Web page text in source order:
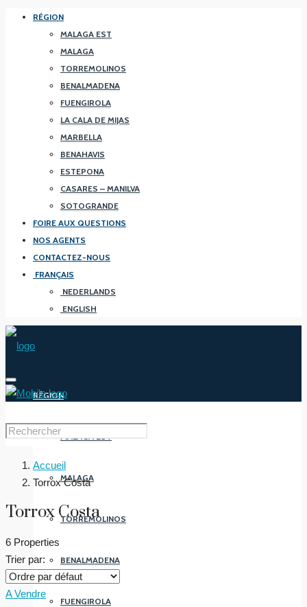
RÉGION
MALAGA EST
MALAGA
TORREMOLINOS
BENALMADENA
FUENGIROLA
LA CALA DE MIJAS
MARBELLA
BENAHAVIS
ESTEPONA
CASARES – MANILVA
SOTOGRANDE
FOIRE AUX QUESTIONS
NOS AGENTS
CONTACTEZ-NOUS
FRANÇAIS
NEDERLANDS
ENGLISH
RÉGION
MALAGA EST
MALAGA
TORREMOLINOS
BENALMADENA
FUENGIROLA
Accueil
Torrox Costa
Torrox Costa
6 Properties
Trier par:
A Vendre